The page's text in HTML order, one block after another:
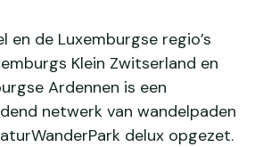
en de Luxemburgse regio’s
Klein Zwitserland en
Ardennen is een
netwerk van wandelpaden
delux opgezet.